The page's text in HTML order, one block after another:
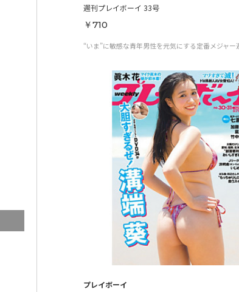
週刊プレイボーイ 33号
￥710
“いま”に敏感な青年男性を元気にする定番メジャー
プレイボーイ